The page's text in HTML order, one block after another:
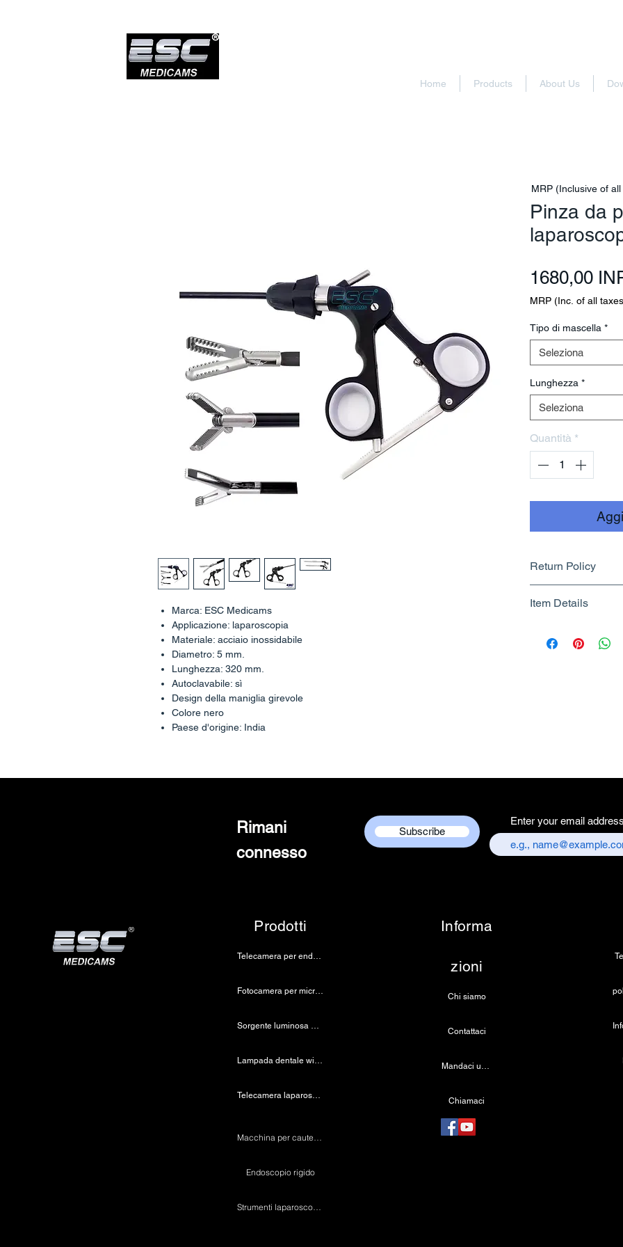
Home Products About Us
Marca: ESC Medicams
Applicazione: laparoscopia
Materiale: acciaio inossidabile
Diametro: 5 mm.
Lunghezza: 320 mm.
Autoclavabile: sì
Design della maniglia girevole
Colore nero
Paese d'origine: India
Pinza da
1680,00
MRP (Inc. of all
Tipo di mascella *
Seleziona
Lunghezza *
Seleziona
Quantità *
Return Policy
Know More
Item Details
Manufacturer/
MRP (Inclusive of
Rimani
connesso
Subscribe
Enter your email address
Prodotti
Telecamera per endoscopia
Fotocamera per microscopio 4K
Sorgente luminosa a LED medica
Lampada dentale wireless
Telecamera laparoscopica
Endoscopio rigido
Informa
zioni
Chi siamo
Contattaci
Mandaci una email
Chiamaci